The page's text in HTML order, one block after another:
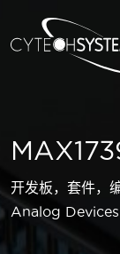
开发板，套件，
Analog